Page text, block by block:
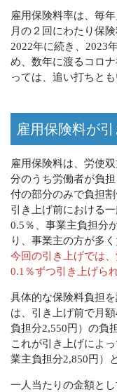
雇用保険料率は、毎
月の２回にわたり保
2022年に続き、2023
め、数年に渡るコロ
っては、追い打ちと
雇用保険料が
雇用保険料は、労使
分のうち労働者が負
付の部分のみで負担
引き上げ前における
0.5％、事業主負担分
り、事業主の方が多く
今回の引き上げでは
0.1％ずつ引き上げら
具体的な保険料負担
は、引き上げ前で月
負担分2,550円）の負
これが引き上げによ
業主負担分2,850円）
一人当たりの金額と